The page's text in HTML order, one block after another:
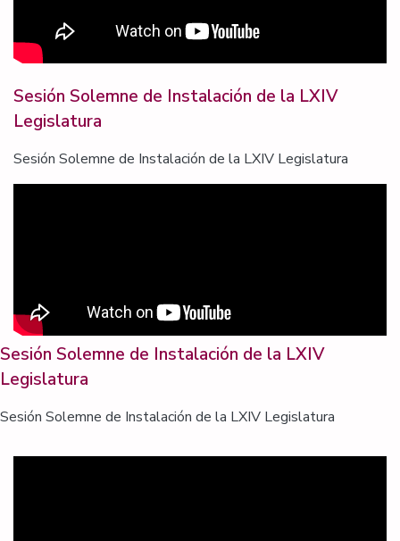
Sesión Solemne de Instalación de la LXIV
Legislatura
Sesión Solemne de Instalación de la LXIV Legislatura
Sesión Solemne de Instalación de la LXIV
Legislatura
Sesión Solemne de Instalación de la LXIV Legislatura